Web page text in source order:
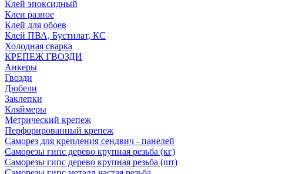
Клей эпоксидный
Клеи разное
Клей для обоев
Клей ПВА, Бустилат, КС
Холодная сварка
КРЕПЕЖ ГВОЗДИ
Анкеры
Гвозди
Дюбели
Заклепки
Кляймеры
Метрический крепеж
Перфорированный крепеж
Саморез для крепления сендвич - панелей
Саморезы гипс дерево крупная резьба (кг)
Саморезы гипс дерево крупная резьба (шт)